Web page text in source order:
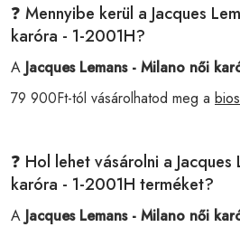
❓ Mennyibe kerül a Jacques
karóra - 1-2001H?
A Jacques Lemans - Milano női
79 900Ft-tól vásárolhatod meg a
❓ Hol lehet vásárolni a
karóra - 1-2001H terméket?
A Jacques Lemans - Milano női